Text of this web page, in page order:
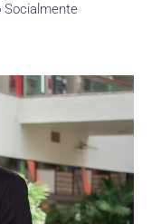
Socialmente